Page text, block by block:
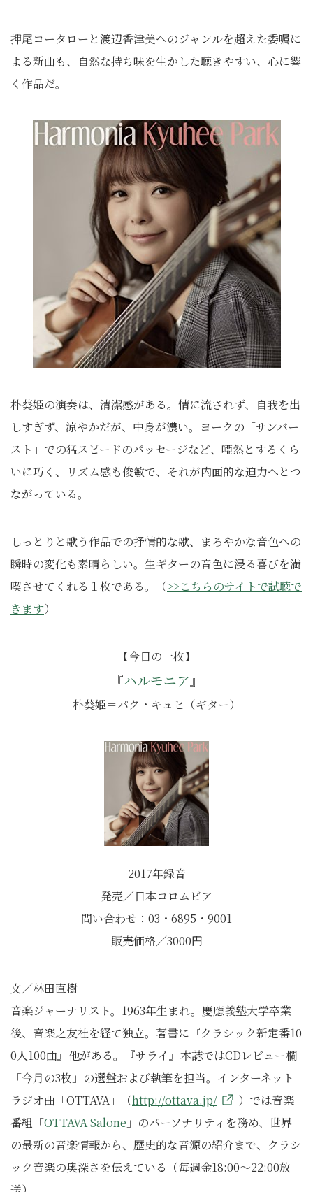
押尾コータローと渡辺香津美へのジャンルを超えた委嘱に
よる新曲も、自然な持ち味を生かした聴きやすい、心に響
く作品だ。
朴葵姫の演奏は、清潔感がある。情に流されず、自我を出
しすぎず、涼やかだが、中身が濃い。ヨークの「サンバー
スト」での猛スピードのパッセージなど、啞然とするくら
いに巧く、リズム感も俊敏で、それが内面的な迫力へとつ
ながっている。
しっとりと歌う作品での抒情的な歌、まろやかな音色への
瞬時の変化も素晴らしい。生ギターの音色に浸る喜びを満
喫させてくれる１枚である。
（>>こちらのサイトで試聴で
きます）
【今日の一枚】
『ハルモニア 』
朴葵姫＝パク・キュヒ（ギター）
2017年録音
発売／日本コロムビア
問い合わせ：03・6895・9001
販売価格／3000円
文／林田直樹
音楽ジャーナリスト。1963年生まれ。慶應義塾大学卒業
後、音楽之友社を経て独立。著書に『クラシック新定番10
0人100曲』他がある。『サライ』本誌ではCDレビュー欄
「今月の3枚」の選盤および執筆を担当。インターネット
ラジオ曲「OTTAVA」（http://ottava.jp/
）では音楽
番組「OTTAVA Salone 」のパーソナリティを務め、世界
の最新の音楽情報から、歴史的な音源の紹介まで、クラシ
ック音楽の奥深さを伝えている（毎週金18:00～22:00放